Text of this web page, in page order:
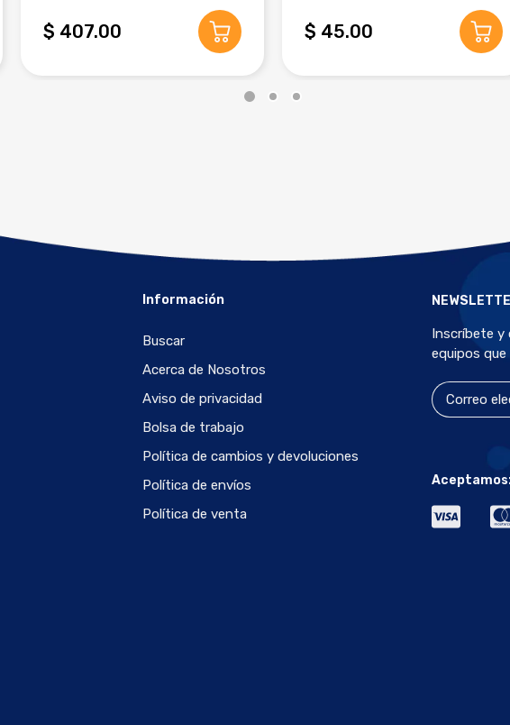
$ 407.00 $ 45.00
Información
Buscar
Acerca de Nosotros
Aviso de privacidad
Bolsa de trabajo
Política de cambios y devoluciones
Política de envíos
Política de venta
Inscríbete
equipos que